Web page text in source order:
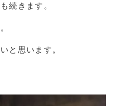
続きます。
と思います。